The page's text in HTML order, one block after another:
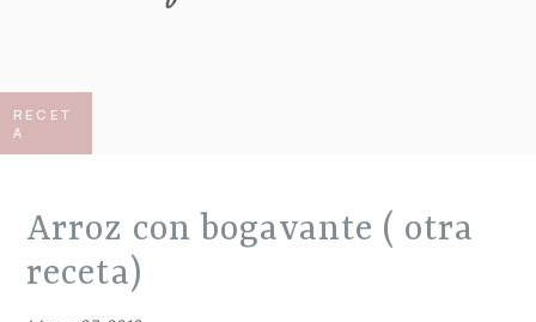
RECET
A
arroz con bogavante ( otra
receta)